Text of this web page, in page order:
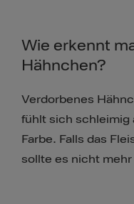
Wie erkennt
Hähnchen?
Verdorbenes
fühlt sich schleimig
Farbe. Falls das
sollte es nicht